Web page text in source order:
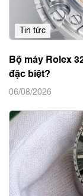
Tin tức
Bộ máy Rolex
đặc biệt?
06/08/2026